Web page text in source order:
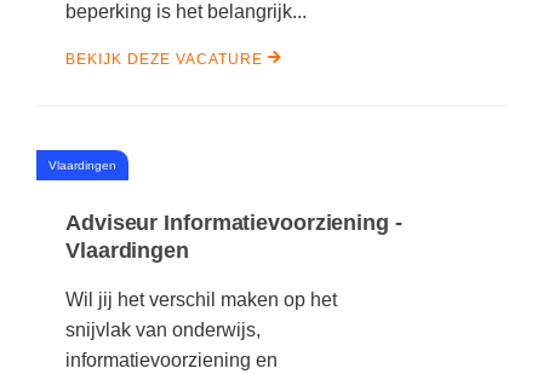
beperking is het belangrijk...
BEKIJK DEZE VACATURE
Vlaardingen
Adviseur Informatievoorziening -
Vlaardingen
Wil jij het verschil maken op het
snijvlak van onderwijs,
informatievoorziening en